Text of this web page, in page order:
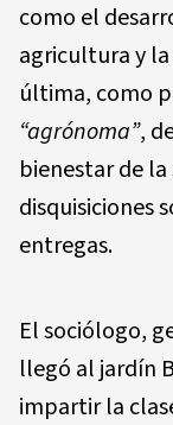
como el
agricultura y
última, como
“agrónoma”,
bienestar de
disquisiciones
entregas.
El sociólogo,
llegó al jardín
impartir la